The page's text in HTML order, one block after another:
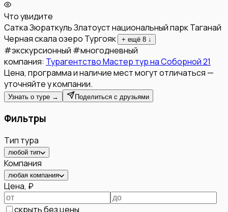
Что увидите
СаткаЗюраткульЗлатоустнациональный парк Таганай
Черная скалаозеро Тургояк + ещё 8 ↓
#экскурсионный #многодневный
компания: Турагентство Мастер тур на Соборной 21
Цена, программа и наличие мест могут отличаться —
уточняйте у компании.
Узнать о туре → Поделиться с друзьями
Фильтры
Тип тура
любой тип
Компания
любая компания
Цена, ₽
скрыть без цены